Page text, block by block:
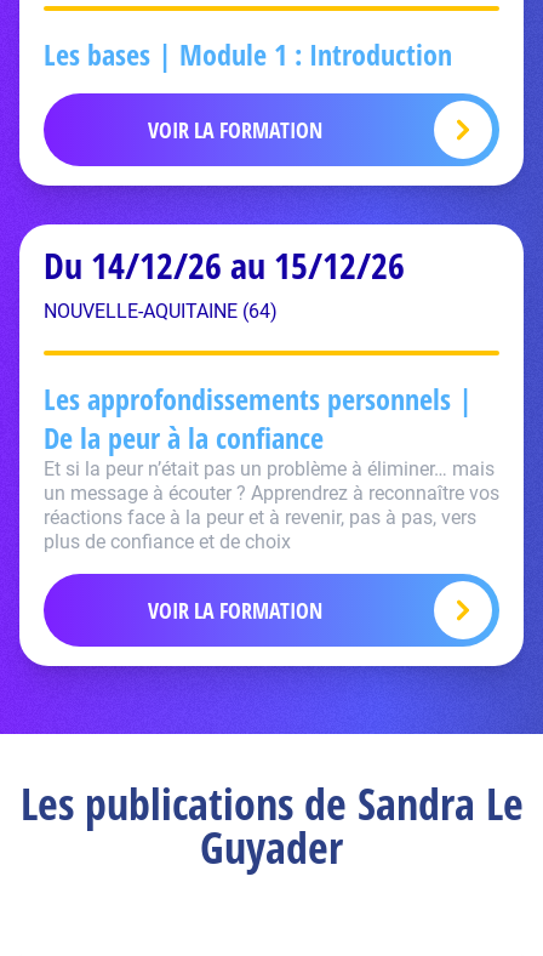
Les bases | Module 1 : Introduction
VOIR LA FORMATION
Du 14/12/26 au 15/12/26
NOUVELLE-AQUITAINE (64)
Les approfondissements personnels |
De la peur à la confiance
Et si la peur n’était pas un problème à éliminer… mais
un message à écouter ? Apprendrez à reconnaître vos
réactions face à la peur et à revenir, pas à pas, vers
plus de confiance et de choix
VOIR LA FORMATION
Les publications de Sandra Le
Guyader